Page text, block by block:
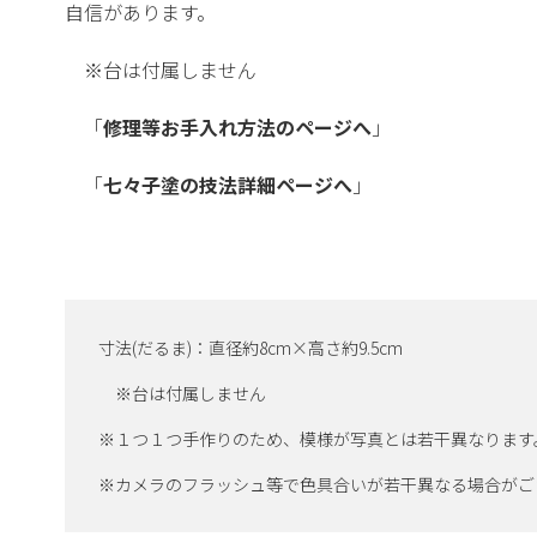
自信があります。
※台は付属しません
「修理等お手入れ方法のページへ」
「七々子塗の技法詳細ページへ」
寸法(だるま)：直径約8cm×高さ約9.5cm
※台は付属しません
※１つ１つ手作りのため、模様が写真とは若干異なります
※カメラのフラッシュ等で色具合いが若干異なる場合がご